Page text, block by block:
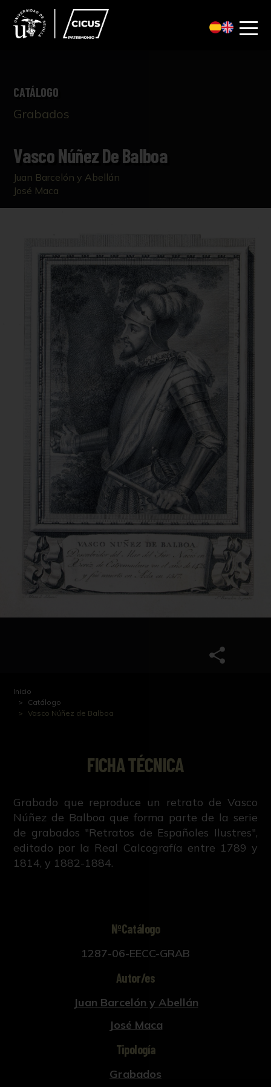
CATÁLOGO
Grabados
Vasco Núñez De Balboa
Juan Barcelón y Abellán
José Maca
Inicio
Catálogo
Vasco Núñez de Balboa
FICHA TÉCNICA
Grabado que reproduce un retrato de Vasco
Núñez de Balboa que forma parte de la serie
de grabados "Retratos de Españoles Ilustres",
editado por la Real Calcografía entre 1789 y
1814, y 1882-1884.
NºCatálogo
1287-06-EECC-GRAB
Autor/es
Juan Barcelón y Abellán
José Maca
Tipología
Grabados